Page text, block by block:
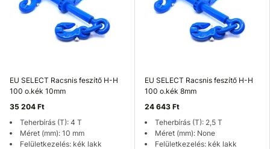
EU SELECT Racsnis feszítő H-H
100 o.kék 10mm
35 204 Ft
Teherbírás (T): 4 T
Méret (mm): 10 mm
Felületkezelés: kék lakk
EU SELECT Racsnis feszítő H-H
100 o.kék 8mm
24 643 Ft
Teherbírás (T): 2,5 T
Méret (mm): None
Felületkezelés: kék lakk